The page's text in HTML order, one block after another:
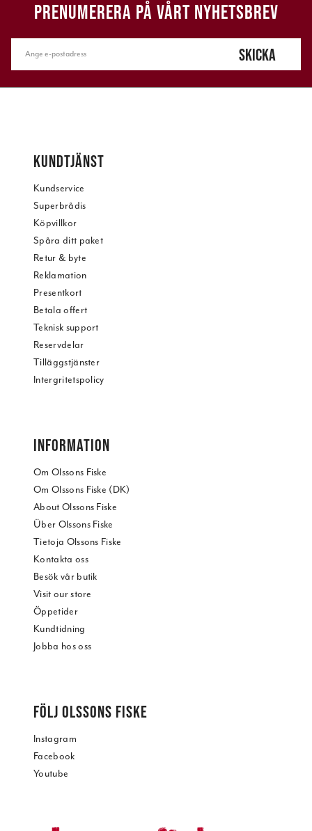
PRENUMERERA PÅ VÅRT NYHETSBREV
SKICKA
KUNDTJÄNST
Kundservice
Superbrådis
Köpvillkor
Spåra ditt paket
Retur & byte
Reklamation
Presentkort
Betala offert
Teknisk support
Reservdelar
Tilläggstjänster
Intergritetspolicy
INFORMATION
Om Olssons Fiske
Om Olssons Fiske (DK)
About Olssons Fiske
Über Olssons Fiske
Tietoja Olssons Fiske
Kontakta oss
Besök vår butik
Visit our store
Öppetider
Kundtidning
Jobba hos oss
FÖLJ OLSSONS FISKE
Instagram
Facebook
Youtube